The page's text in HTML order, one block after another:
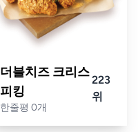
더블치즈 크리스
피킹
한줄평 0개
223
위